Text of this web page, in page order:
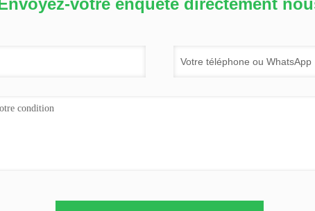
Envoyez-votre enquête directement